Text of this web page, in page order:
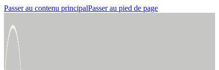
Passer au contenu principalPasser au pied de page